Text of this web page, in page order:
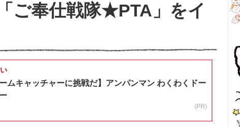
ご奉仕戦隊★PTA」をイ
ームキャッチャーに挑戦だ】アンパンマン わくわくドー
(PR)